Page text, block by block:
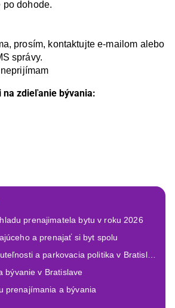
po dohode.
prosím, kontaktujte e-mailom alebo
správy.
zdieľanie bývania:
prenajimatela bytu v roku 2026
a prenajať si byt spolu
Prenajímanie nehnuteľnosti a parkovacia politika v Bratislave
bývanie v Bratislave
prenajímania a bývania